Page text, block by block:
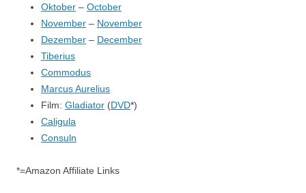
Oktober – October
November – November
Dezember – December
Tiberius
Commodus
Marcus Aurelius
Film: Gladiator (DVD*)
Caligula
Consuln
*=Amazon Affiliate Links